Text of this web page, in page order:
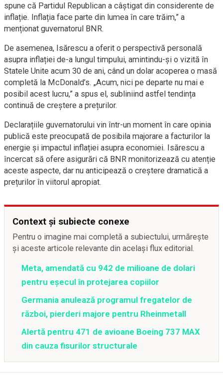
spune că Partidul Republican a câștigat din considerente de
inflație. Inflația face parte din lumea în care trăim,” a
menționat guvernatorul BNR.
De asemenea, Isărescu a oferit o perspectivă personală
asupra inflației de-a lungul timpului, amintindu-și o vizită în
Statele Unite acum 30 de ani, când un dolar acoperea o masă
completă la McDonald’s. „Acum, nici pe departe nu mai e
posibil acest lucru,” a spus el, subliniind astfel tendința
continuă de creștere a prețurilor.
Declarațiile guvernatorului vin într-un moment în care opinia
publică este preocupată de posibila majorare a facturilor la
energie și impactul inflației asupra economiei. Isărescu a
încercat să ofere asigurări că BNR monitorizează cu atenție
aceste aspecte, dar nu anticipează o creștere dramatică a
prețurilor în viitorul apropiat.
Context și subiecte conexe
Pentru o imagine mai completă a subiectului, urmărește
și aceste articole relevante din același flux editorial.
Meta, amendată cu 942 de milioane de dolari
pentru eșecul în protejarea copiilor
Germania anulează programul fregatelor de
război, pierderi majore pentru Rheinmetall
Alertă pentru 471 de avioane Boeing 737 MAX
din cauza fisurilor structurale